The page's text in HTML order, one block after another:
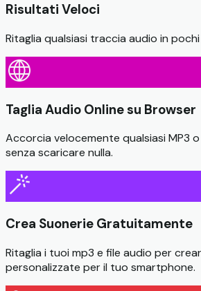
Risultati Veloci
Ritaglia qualsiasi traccia audio in
Taglia Audio Online su Browser
Accorcia velocemente qualsiasi MP3
senza scaricare nulla.
Crea Suonerie Gratuitamente
Ritaglia i tuoi mp3 e file audio per
personalizzate per il tuo smartphone.